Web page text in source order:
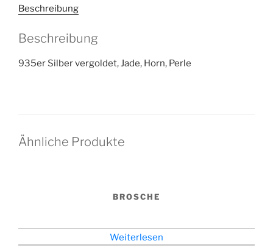
Beschreibung
Beschreibung
935er Silber vergoldet, Jade, Horn, Perle
Ähnliche Produkte
BROSCHE
Weiterlesen